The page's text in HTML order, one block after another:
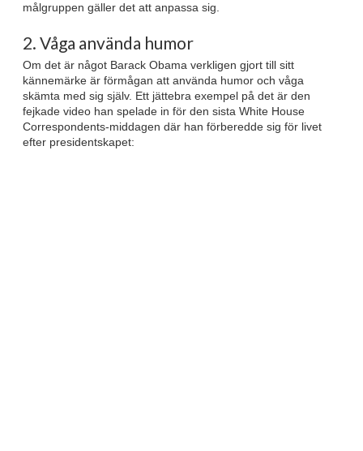
målgruppen gäller det att anpassa sig.
2. Våga använda humor
Om det är något Barack Obama verkligen gjort till sitt
kännemärke är förmågan att använda humor och våga
skämta med sig själv. Ett jättebra exempel på det är den
fejkade video han spelade in för den sista White House
Correspondents-middagen där han förberedde sig för livet
efter presidentskapet: